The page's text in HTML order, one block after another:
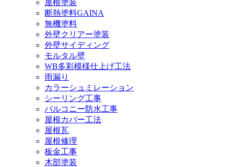
屋根塗装
断熱塗料GAINA
無機塗料
外壁クリアー塗装
外壁サイディング
モルタル壁
WB多彩模様仕上げ工法
雨漏り
カラーシュミレーション
シーリング工事
バルコニー防水工事
屋根カバー工法
屋根瓦
屋根修理
板金工事
木部塗装